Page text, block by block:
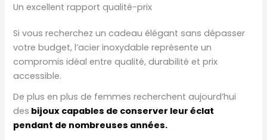
Un excellent rapport qualité-prix
Si vous recherchez un cadeau élégant sans dépasser
votre budget, l’acier inoxydable représente un
compromis idéal entre qualité, durabilité et prix
accessible.
De plus en plus de femmes recherchent aujourd’hui
des bijoux capables de conserver leur éclat
pendant de nombreuses années.